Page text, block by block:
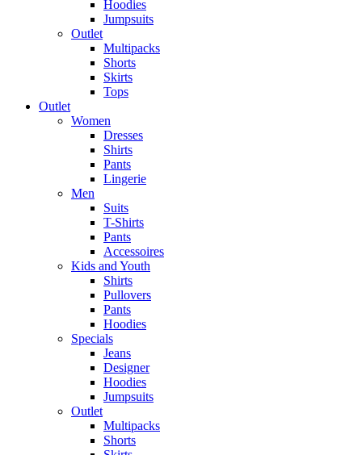
Hoodies
Jumpsuits
Outlet
Multipacks
Shorts
Skirts
Tops
Outlet
Women
Dresses
Shirts
Pants
Lingerie
Men
Suits
T-Shirts
Pants
Accessoires
Kids and Youth
Shirts
Pullovers
Pants
Hoodies
Specials
Jeans
Designer
Hoodies
Jumpsuits
Outlet
Multipacks
Shorts